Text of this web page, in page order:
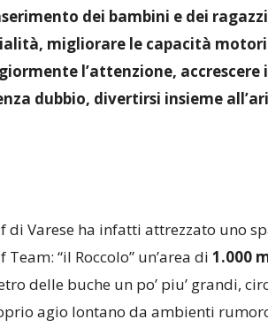
dei bambini e dei
migliorare le capacità
l’attenzione, accrescere
dubbio, divertirsi insieme
di Varese ha infatti attrezzato uno
“il Roccolo” un’area di 1.000
delle buche un po’ piu’ grandi,
agio lontano da ambienti